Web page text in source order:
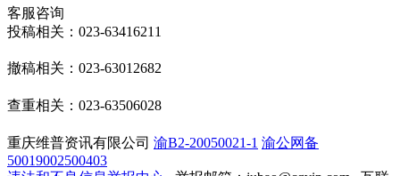
客服咨询
投稿相关：023-63416211
撤稿相关：023-63012682
查重相关：023-63506028
重庆维普资讯有限公司 渝B2-20050021-1 渝公网备
50019002500403